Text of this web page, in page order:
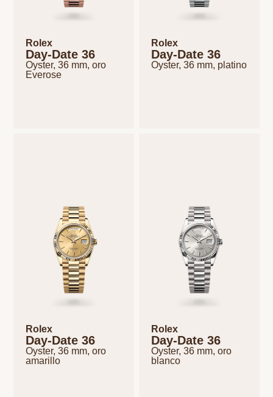
Rolex
Day-Date 36
Oyster, 36 mm, oro
Everose
Rolex
Day-Date 36
Oyster, 36 mm, platino
Rolex
Day-Date 36
Oyster, 36 mm, oro
amarillo
Rolex
Day-Date 36
Oyster, 36 mm, oro
blanco